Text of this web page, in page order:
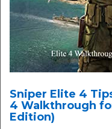
Sniper Elite 4
4 Walkthrough
Edition)